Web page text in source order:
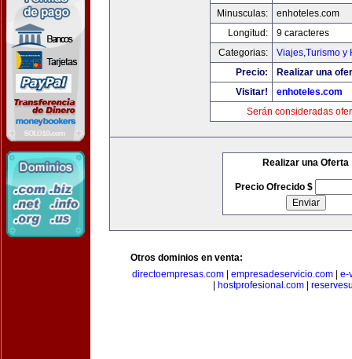
Minusculas:
enhoteles.com
Longitud:
9 caracteres
Categorias:
Viajes,Turismo y
Precio:
Realizar una
Visitar!
enhoteles.com
Serán consideradas
Realizar una Oferta
Precio Ofrecido $
Otros dominios en venta:
directoempresas.com
empresadeservicio.com
e-
hostprofesional.com|